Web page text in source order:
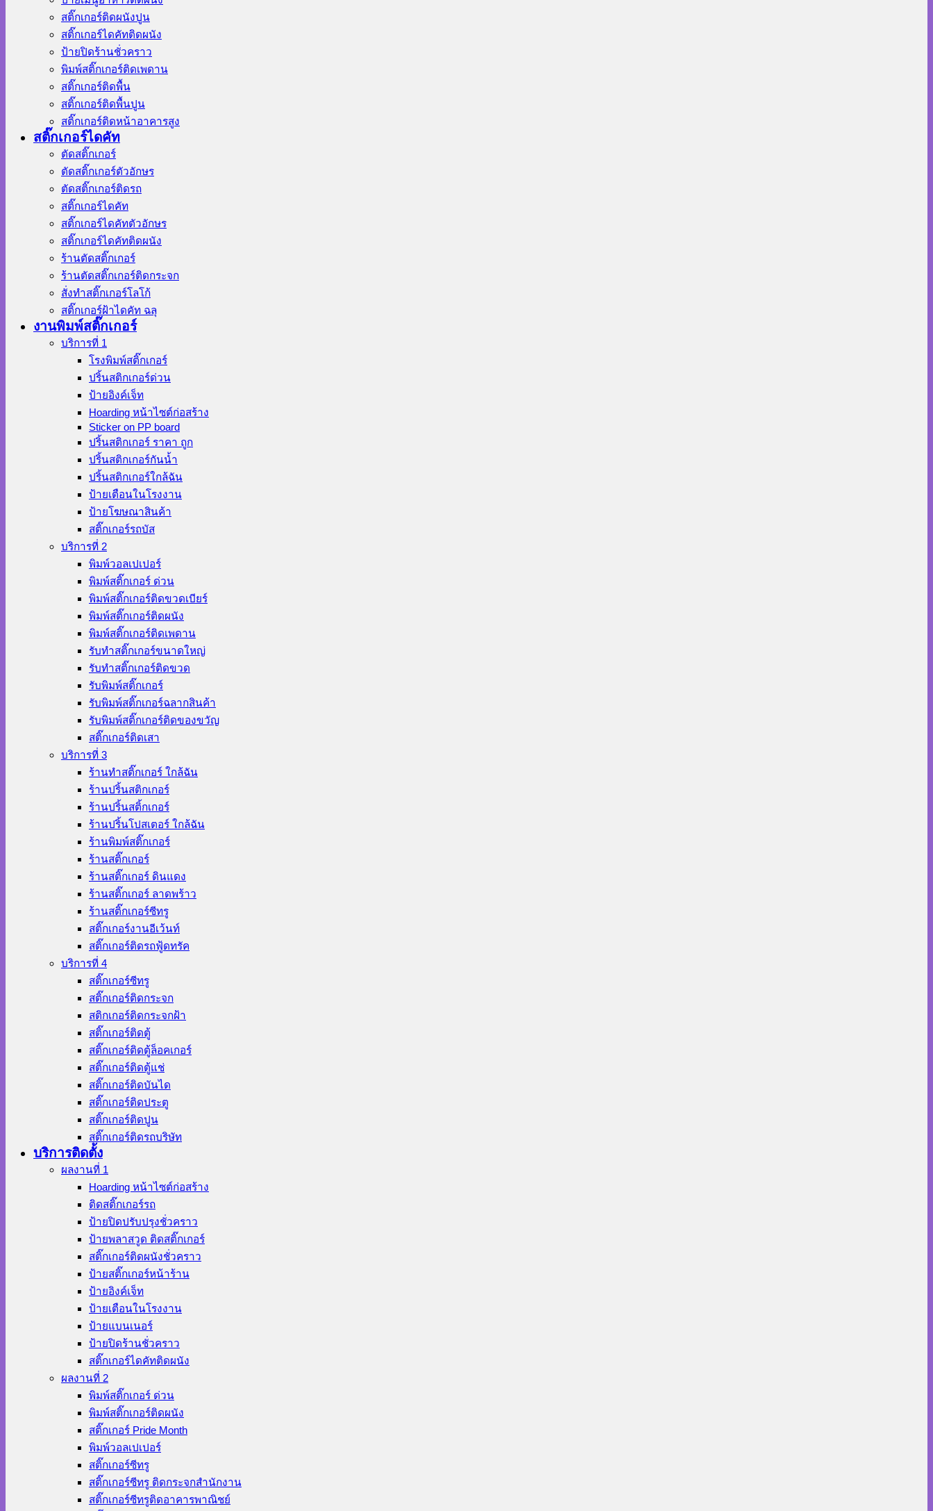
สติ๊กเกอร์ติดผนังปูน
สติ๊กเกอร์ไดคัทติดผนัง
ป้ายปิดร้านชั่วคราว
พิมพ์สติ๊กเกอร์ติดเพดาน
สติ๊กเกอร์ติดพื้น
สติ๊กเกอร์ติดพื้นปูน
สติ๊กเกอร์ติดหน้าอาคารสูง
สติ๊กเกอร์ไดคัท
ตัดสติ๊กเกอร์
ตัดสติ๊กเกอร์ตัวอักษร
ตัดสติ๊กเกอร์ติดรถ
สติ๊กเกอร์ไดคัท
สติ๊กเกอร์ไดคัทตัวอักษร
สติ๊กเกอร์ไดคัทติดผนัง
ร้านตัดสติ๊กเกอร์
ร้านตัดสติ๊กเกอร์ติดกระจก
สั่งทําสติ๊กเกอร์โลโก้
สติ๊กเกอร์ฝ้าไดคัท ฉลุ
งานพิมพ์สติ๊กเกอร์
บริการที่ 1
โรงพิมพ์สติ๊กเกอร์
ปริ้นสติกเกอร์ด่วน
ป้ายอิงค์เจ็ท
Hoarding หน้าไซต์ก่อสร้าง
Sticker on PP board
ปริ้นสติกเกอร์ ราคา ถูก
ปริ้นสติกเกอร์กันน้ำ
ปริ้นสติกเกอร์ใกล้ฉัน
ป้ายเตือนในโรงงาน
ป้ายโฆษณาสินค้า
สติ๊กเกอร์รถบัส
บริการที่ 2
พิมพ์วอลเปเปอร์
พิมพ์สติ๊กเกอร์ ด่วน
พิมพ์สติ๊กเกอร์ติดขวดเบียร์
พิมพ์สติ๊กเกอร์ติดผนัง
พิมพ์สติ๊กเกอร์ติดเพดาน
รับทำสติ๊กเกอร์ขนาดใหญ่
รับทำสติ๊กเกอร์ติดขวด
รับพิมพ์สติ๊กเกอร์
รับพิมพ์สติ๊กเกอร์ฉลากสินค้า
รับพิมพ์สติ๊กเกอร์ติดของขวัญ
สติ๊กเกอร์ติดเสา
บริการที่ 3
ร้านทําสติ๊กเกอร์ ใกล้ฉัน
ร้านปริ้นสติกเกอร์
ร้านปริ้นสติ้กเกอร์
ร้านปริ้นโปสเตอร์ ใกล้ฉัน
ร้านพิมพ์สติ๊กเกอร์
ร้านสติ๊กเกอร์
ร้านสติ๊กเกอร์ ดินแดง
ร้านสติ๊กเกอร์ ลาดพร้าว
ร้านสติ๊กเกอร์ซีทรู
สติ๊กเกอร์งานอีเว้นท์
สติ๊กเกอร์ติดรถฟู้ดทรัค
บริการที่ 4
สติ๊กเกอร์ซีทรู
สติ๊กเกอร์ติดกระจก
สติกเกอร์ติดกระจกฝ้า
สติ๊กเกอร์ติดตู้
สติ๊กเกอร์ติดตู้ล็อคเกอร์
สติ๊กเกอร์ติดตู้แช่
สติ๊กเกอร์ติดบันได
สติ๊กเกอร์ติดประตู
สติ๊กเกอร์ติดปูน
สติ๊กเกอร์ติดรถบริษัท
บริการติดตั้ง
ผลงานที่ 1
Hoarding หน้าไซต์ก่อสร้าง
ติดสติ๊กเกอร์รถ
ป้ายปิดปรับปรุงชั่วคราว
ป้ายพลาสวูด ติดสติ๊กเกอร์
สติ๊กเกอร์ติดผนังชั่วคราว
ป้ายสติ๊กเกอร์หน้าร้าน
ป้ายอิงค์เจ็ท
ป้ายเตือนในโรงงาน
ป้ายแบนเนอร์
ป้ายปิดร้านชั่วคราว
สติ๊กเกอร์ไดคัทติดผนัง
ผลงานที่ 2
พิมพ์สติ๊กเกอร์ ด่วน
พิมพ์สติ๊กเกอร์ติดผนัง
สติ๊กเกอร์ Pride Month
พิมพ์วอลเปเปอร์
สติ๊กเกอร์ซีทรู
สติ๊กเกอร์ซีทรู ติดกระจกสำนักงาน
สติ๊กเกอร์ซีทรูติดอาคารพาณิชย์